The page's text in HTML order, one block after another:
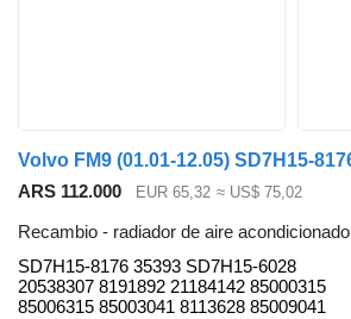
ARS 112.000 EUR 65,32 ≈ US$ 75,02
Recambio - radiador de aire acondicionado
SD7H15-8176 35393 SD7H15-6028
20538307 8191892 21184142 85000315
85006315 85003041 8113628 85009041